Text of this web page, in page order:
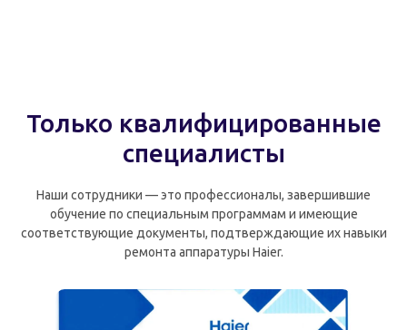
Только квалифицированные
специалисты
Наши сотрудники — это профессионалы, завершившие
обучение по специальным программам и имеющие
соответствующие документы, подтверждающие их навыки
ремонта аппаратуры Haier.